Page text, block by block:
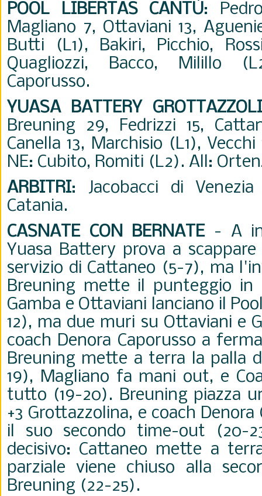
POOL LIBERTAS CANTÙ:
Magliano 7, Ottaviani 13,
Butti (L1), Bakiri, Picchio,
Quagliozzi, Bacco, Milillo
Caporusso.
YUASA BATTERY
Breuning 29, Fedrizzi 15,
Canella 13, Marchisio (L1),
NE: Cubito, Romiti (L2). All:
ARBITRI: Jacobacci di
Catania.
CASNATE CON BERNATE- A
Yuasa Battery prova a
servizio di Cattaneo (5-7), ma
Breuning mette il punteggio
Gamba e Ottaviani lanciano il
12), ma due muri su Ottaviani e
coach Denora Caporusso a
Breuning mette a terra la palla
19), Magliano fa mani out, e
tutto (19-20). Breuning piazza
+3 Grottazzolina, e coach Denora
il suo secondo time-out (20-
decisivo: Cattaneo mette a
parziale viene chiuso alla
Breuning (22-25).